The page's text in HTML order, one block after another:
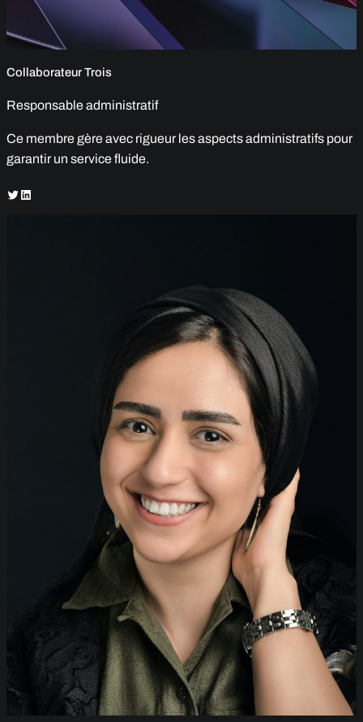
Collaborateur Trois
Responsable administratif
Ce membre gère avec rigueur les aspects administratifs pour
garantir un service fluide.
Twitter LinkedIn